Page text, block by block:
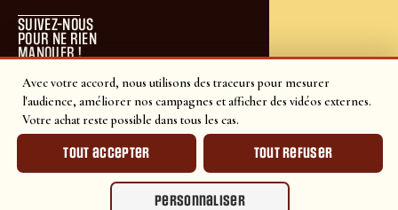
Avec votre accord, nous utilisons des traceurs pour mesurer
l'audience, améliorer nos campagnes et afficher des vidéos externes.
Votre achat reste possible dans tous les cas.
Tout accepter Tout refuser
Personnaliser
SUIVEZ-NOUS
POUR NE RIEN
MANQUER !